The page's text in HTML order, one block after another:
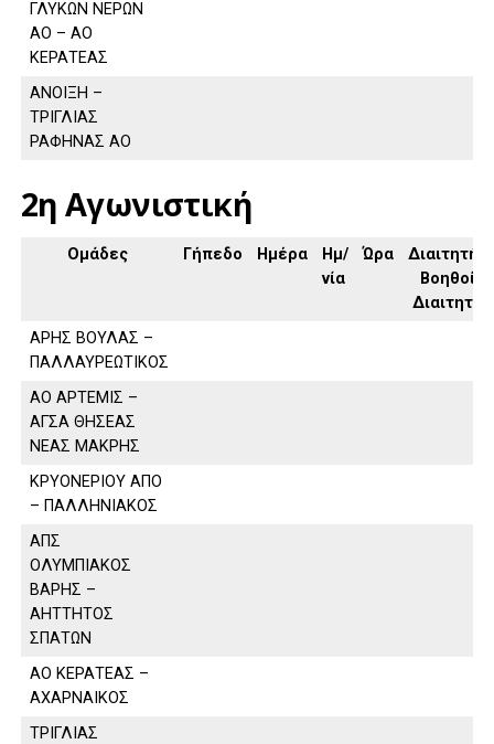
ΓΛΥΚΩΝ ΝΕΡΩΝ
ΑΟ – ΑΟ
ΚΕΡΑΤΕΑΣ
ΑΝΟΙΞΗ –
ΤΡΙΓΛΙΑΣ
ΡΑΦΗΝΑΣ ΑΟ
2η Αγωνιστική
Ομάδες Γήπεδο Ημέρα
Ημ/
νία
Ώρα
Διαιτητής,
Βοηθοί
Διαιτητή
ΑΡΗΣ ΒΟΥΛΑΣ –
ΠΑΛΛΑΥΡΕΩΤΙΚΟΣ
ΑΟ ΑΡΤΕΜΙΣ –
ΑΓΣΑ ΘΗΣΕΑΣ
ΝΕΑΣ ΜΑΚΡΗΣ
ΚΡΥΟΝΕΡΙΟΥ ΑΠΟ
– ΠΑΛΛΗΝΙΑΚΟΣ
ΑΠΣ
ΟΛΥΜΠΙΑΚΟΣ
ΒΑΡΗΣ –
ΑΗΤΤΗΤΟΣ
ΣΠΑΤΩΝ
ΑΟ ΚΕΡΑΤΕΑΣ –
ΑΧΑΡΝΑΙΚΟΣ
ΤΡΙΓΛΙΑΣ